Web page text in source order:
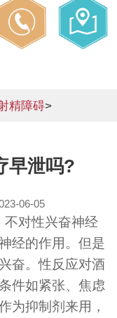
精障碍>
早泄吗?
06-05
不对性兴奋神经
经的作用。但是
奋。性反应对酒
件如紧张、焦虑
为抑制剂来用，